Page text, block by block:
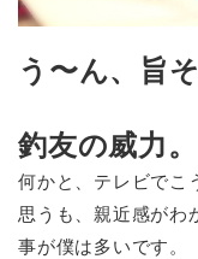
う〜ん、旨
釣友の威力。
何かと、テレビでこ
思うも、親近感がわ
事が僕は多いです。